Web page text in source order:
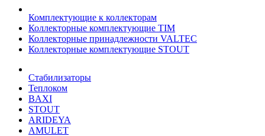
Комплектующие к коллекторам
Коллекторные комплектующие TIM
Коллекторные принадлежности VALTEC
Коллекторные комплектующие STOUT
Стабилизаторы
Теплоком
BAXI
STOUT
ARIDEYA
AMULET